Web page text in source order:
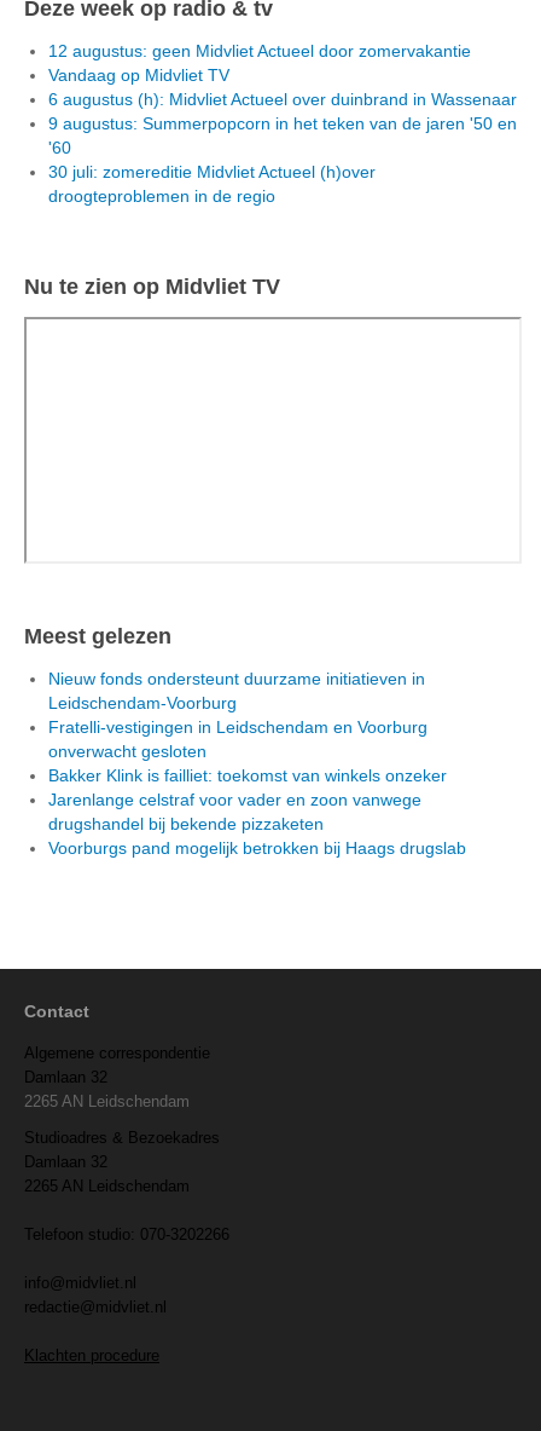
Deze week op radio & tv
12 augustus: geen Midvliet Actueel door zomervakantie
Vandaag op Midvliet TV
6 augustus (h): Midvliet Actueel over duinbrand in Wassenaar
9 augustus: Summerpopcorn in het teken van de jaren '50 en
'60
30 juli: zomereditie Midvliet Actueel (h)over
droogteproblemen in de regio
Nu te zien op Midvliet TV
Meest gelezen
Nieuw fonds ondersteunt duurzame initiatieven in
Leidschendam-Voorburg
Fratelli-vestigingen in Leidschendam en Voorburg
onverwacht gesloten
Bakker Klink is failliet: toekomst van winkels onzeker
Jarenlange celstraf voor vader en zoon vanwege
drugshandel bij bekende pizzaketen
Voorburgs pand mogelijk betrokken bij Haags drugslab
Contact
Algemene correspondentie
Damlaan 32
2265 AN Leidschendam
Studioadres & Bezoekadres
Damlaan 32
2265 AN Leidschendam
Telefoon studio: 070-3202266
info@midvliet.nl
redactie@midvliet.nl
Klachten procedure